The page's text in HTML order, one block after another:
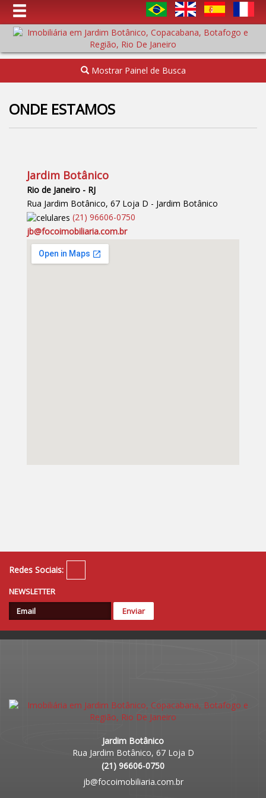
Mostrar Painel de Busca
ONDE ESTAMOS
Jardim Botânico
Rio de Janeiro - RJ
Rua Jardim Botânico, 67 Loja D - Jardim Botânico
(21 ) 96606-0750
jb@focoimobiliaria.com.br
Redes Sociais:
NEWSLETTER
Jardim Botânico
Rua Jardim Botânico, 67 Loja D
(21) 96606-0750
jb@focoimobiliaria.com.br